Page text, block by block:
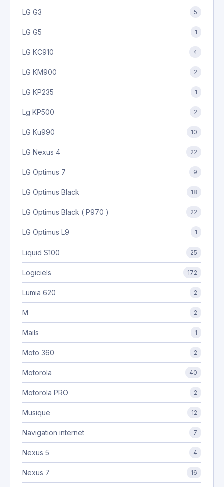
LG G3 5
LG G5 1
LG KC910 4
LG KM900 2
LG KP235 1
Lg KP500 2
LG Ku990 10
LG Nexus 4 22
LG Optimus 7 9
LG Optimus Black 18
LG Optimus Black ( P970 ) 22
LG Optimus L9 1
Liquid S100 25
Logiciels 172
Lumia 620 2
M 2
Mails 1
Moto 360 2
Motorola 40
Motorola PRO 2
Musique 12
Navigation internet 7
Nexus 5 4
Nexus 7 16